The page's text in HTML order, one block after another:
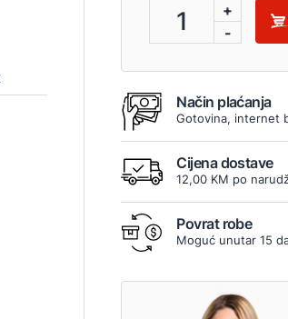
1
+
-
Način plaćanja
Gotovina, internet
Cijena dostave
12,00 KM po
Povrat robe
Moguć unutar 15